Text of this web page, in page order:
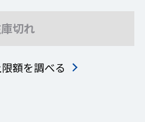
切れ
額を調べる